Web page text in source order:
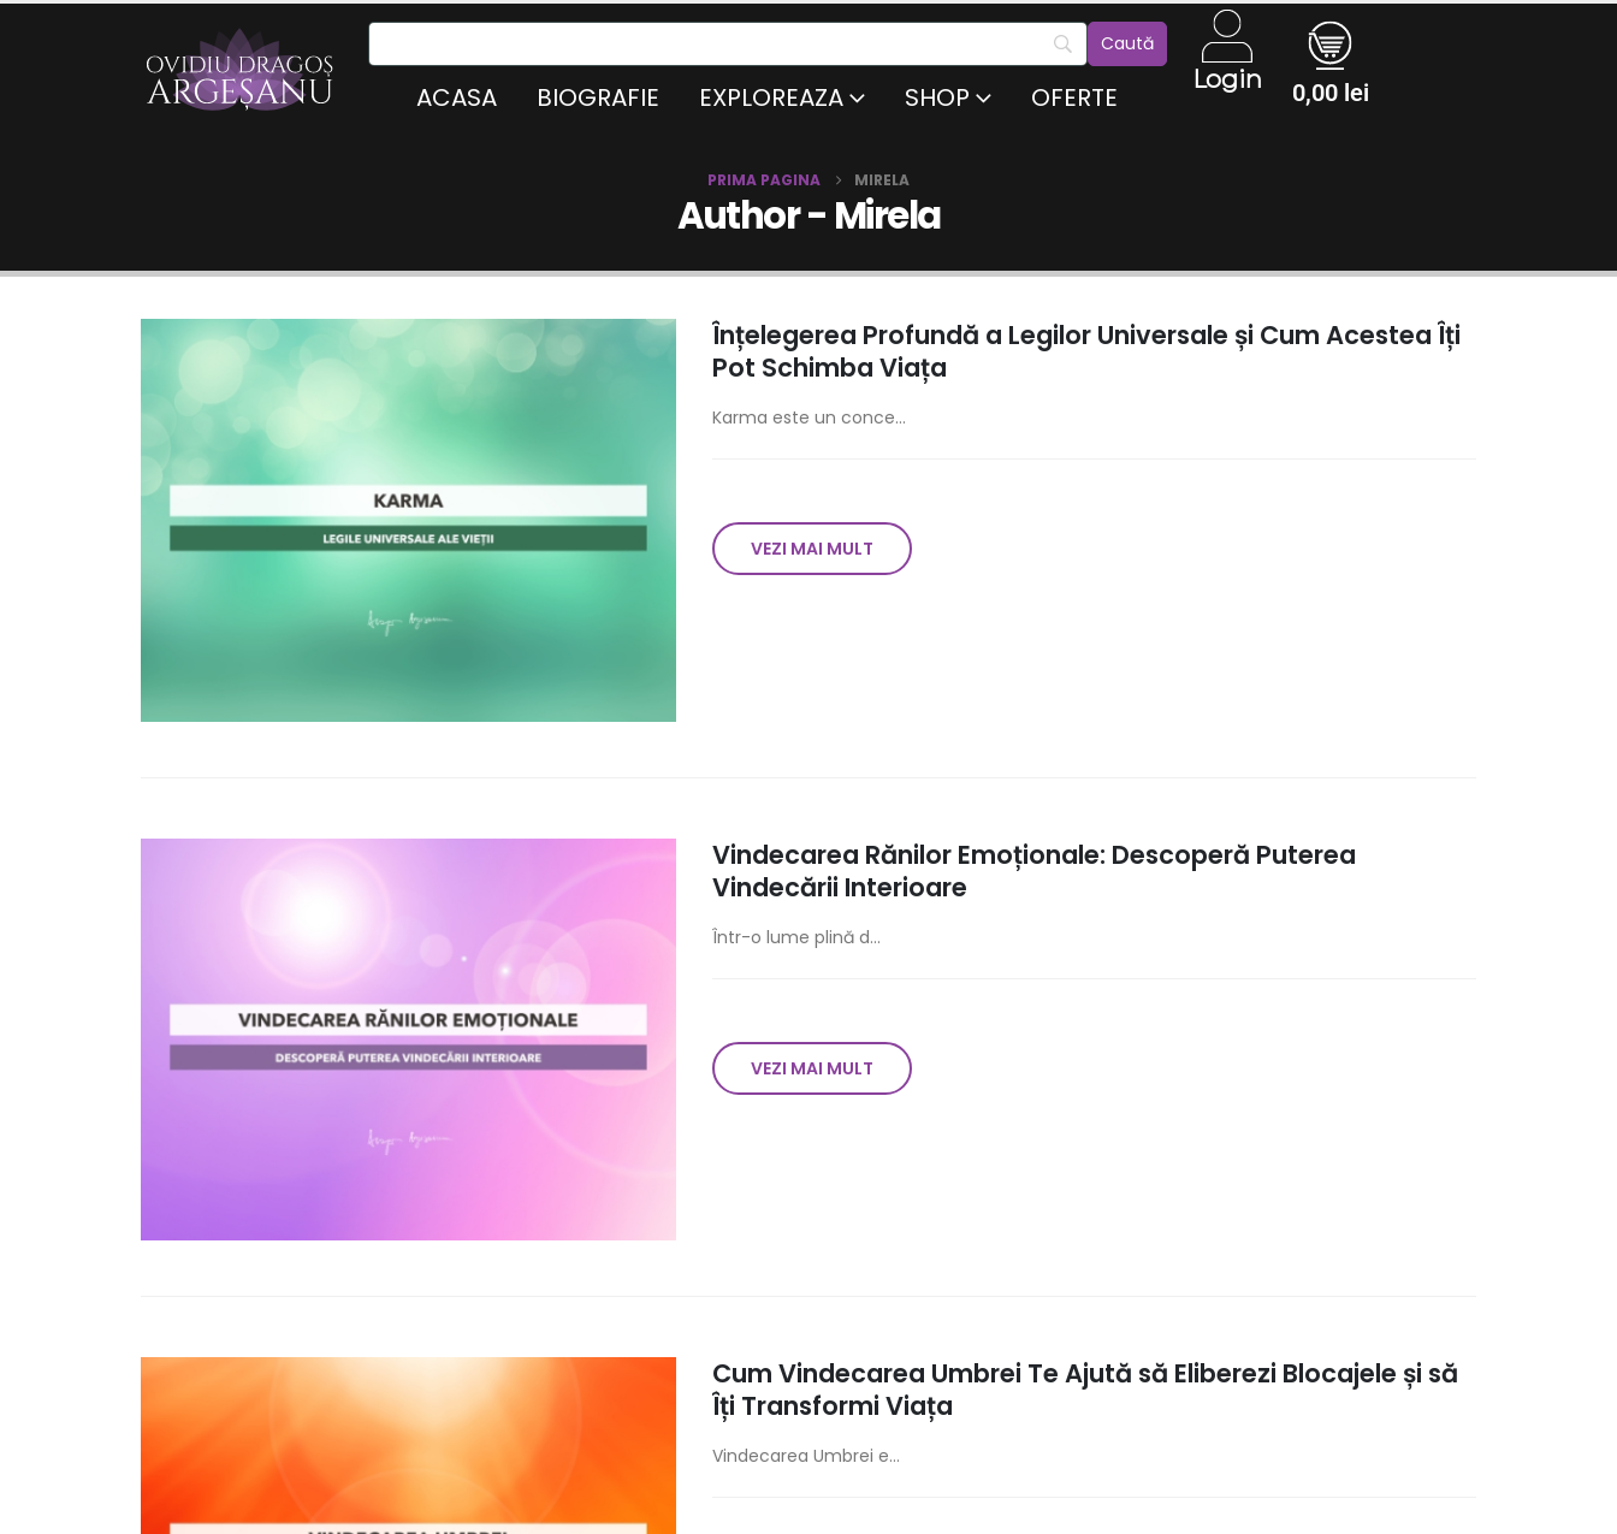
ACASA BIOGRAFIE EXPLOREAZA SHOP OFERTE
Login 0,00 lei
PRIMA PAGINA MIRELA
Author - Mirela
Înțelegerea Profundă a Legilor Universale și Cum Acestea Îți
Pot Schimba Viața
Karma este un conce...
VEZI MAI MULT
Vindecarea Rănilor Emoționale: Descoperă Puterea
Vindecării Interioare
Într-o lume plină d...
VEZI MAI MULT
Cum Vindecarea Umbrei Te Ajută să Eliberezi Blocajele și să
Îți Transformi Viața
Vindecarea Umbrei e...